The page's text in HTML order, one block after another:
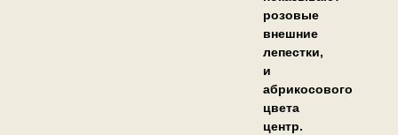
розовые
внешние
лепестки,
и
абрикосового
цвета
центр.